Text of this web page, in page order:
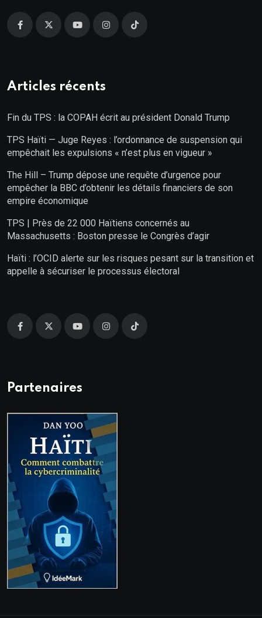
Articles récents
Fin du TPS : la COPAH écrit au président Donald Trump
TPS Haïti — Juge Reyes : l’ordonnance de suspension qui
empêchait les expulsions « n’est plus en vigueur »
The Hill – Trump dépose une requête d’urgence pour
empêcher la BBC d’obtenir les détails financiers de son
empire économique
TPS | Près de 22 000 Haïtiens concernés au
Massachusetts : Boston presse le Congrès d’agir
Haïti : l’OCID alerte sur les risques pesant sur la transition et
appelle à sécuriser le processus électoral
Partenaires